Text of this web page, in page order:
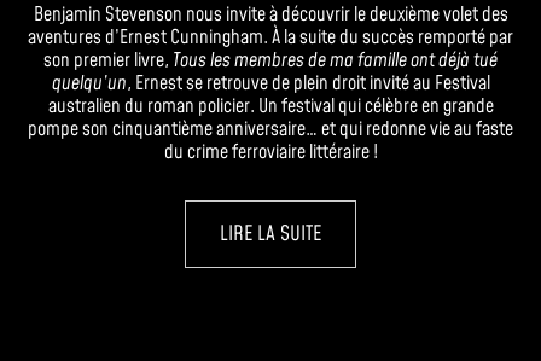
Benjamin Stevenson nous invite à découvrir le deuxième volet des
aventures d’Ernest Cunningham. À la suite du succès remporté par
son premier livre, Tous les membres de ma famille ont déjà tué
quelqu’un, Ernest se retrouve de plein droit invité au Festival
australien du roman policier. Un festival qui célèbre en grande
pompe son cinquantième anniversaire… et qui redonne vie au faste
du crime ferroviaire littéraire !
LIRE LA SUITE